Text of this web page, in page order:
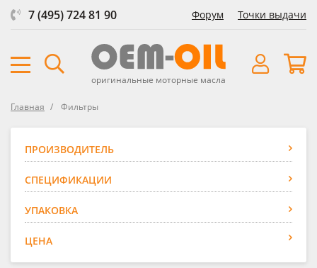
7 (495) 724 81 90 Форум Точки выдачи
оригинальные моторные масла
Главная Фильтры
ПРОИЗВОДИТЕЛЬ
СПЕЦИФИКАЦИИ
УПАКОВКА
ЦЕНА